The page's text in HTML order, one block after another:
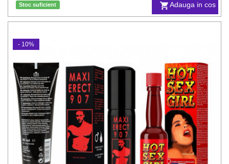
Adauga in cos
Stoc suficient
- 10%